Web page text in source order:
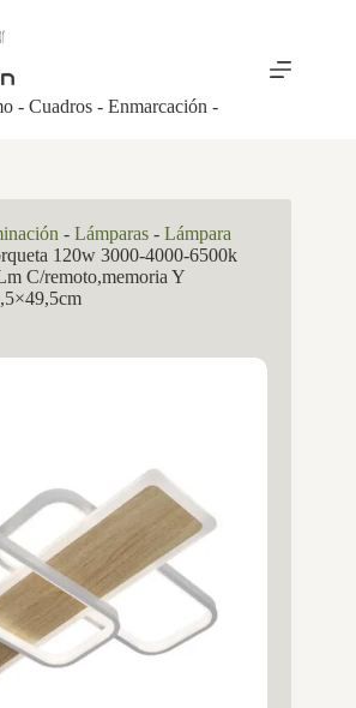
- Cuadros - Enmarcación -
- Lámparas - Lámpara
120w 3000-4000-6500k
C/remoto,memoria Y